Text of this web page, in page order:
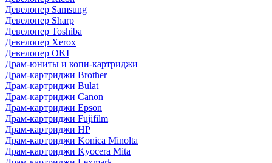
Девелопер Samsung
Девелопер Sharp
Девелопер Toshiba
Девелопер Xerox
Девелопер OKI
Драм-юниты и копи-картриджи
Драм-картриджи Brother
Драм-картриджи Bulat
Драм-картриджи Canon
Драм-картриджи Epson
Драм-картриджи Fujifilm
Драм-картриджи HP
Драм-картриджи Konica Minolta
Драм-картриджи Kyocera Mita